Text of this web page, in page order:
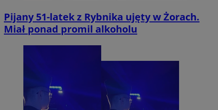
Pijany 51-latek z Rybnika ujęty w Żorach.
Miał ponad promil alkoholu